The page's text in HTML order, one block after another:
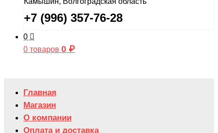
+7 (996) 357-76-28
0
0 товаров 0 ₽
Главная
Магазин
О компании
Оплата и доставка